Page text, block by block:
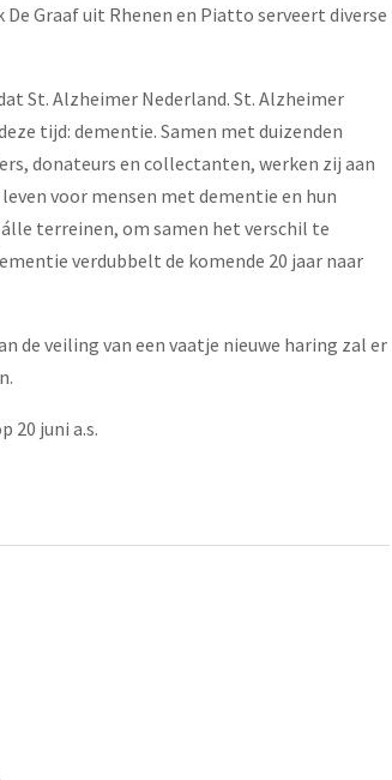
Graaf uit Rhenen en Piatto serveert diverse
St. Alzheimer Nederland. St. Alzheimer
tijd: dementie. Samen met duizenden
donateurs en collectanten, werken zij aan
voor mensen met dementie en hun
terreinen, om samen het verschil te
verdubbelt de komende 20 jaar naar
de veiling van een vaatje nieuwe haring zal er
20 juni a.s.